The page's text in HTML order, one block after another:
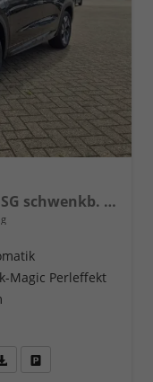
Sportline 1.5 TSI 204PS PHEV DSG schwenkb. AHK elektr. PanoDach HUD Alcantara PDC v+h 360°Kamera CANTON Sound Klimaautomatik Sitzheizung Lenkradheizung Navi Apple CarPlay Android Auto 2xKeyless 19"LM vollelektr. Reichweite 116KM
Magic Perleffekt